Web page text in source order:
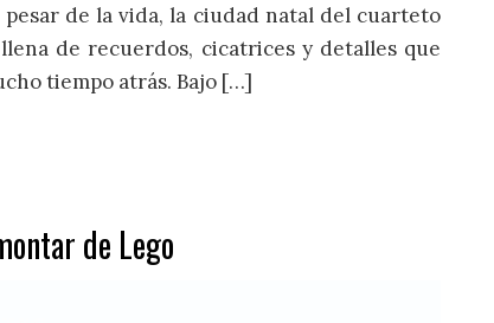
de la vida, la ciudad natal del cuarteto
de recuerdos, cicatrices y detalles que
tiempo atrás. Bajo […]
de Lego